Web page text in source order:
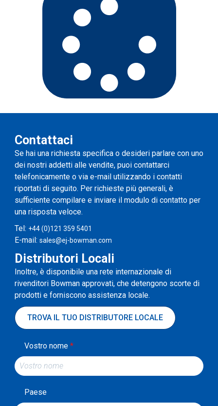
Contattaci
Se hai una richiesta specifica o desideri parlare con uno
dei nostri addetti alle vendite, puoi contattarci
telefonicamente o via e-mail utilizzando i contatti
riportati di seguito. Per richieste più generali, è
sufficiente compilare e inviare il modulo di contatto per
una risposta veloce.
Tel: +44 (0)121 359 5401
E-mail: sales@ej-bowman.com
Distributori Locali
Inoltre, è disponibile una rete internazionale di
rivenditori Bowman approvati, che detengono scorte di
prodotti e forniscono assistenza locale.
TROVA IL TUO DISTRIBUTORE LOCALE
Vostro nome *
Paese